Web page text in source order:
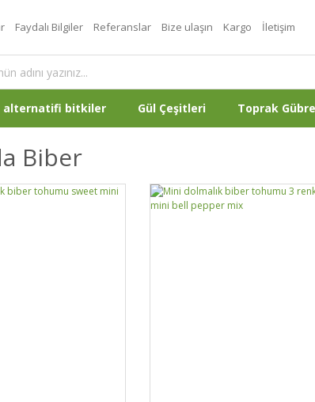
Faydalı Bilgiler Referanslar Bize ulaşın Kargo İletişim
alternatifi bitkiler Gül Çeşitleri Toprak Gübre
Biber